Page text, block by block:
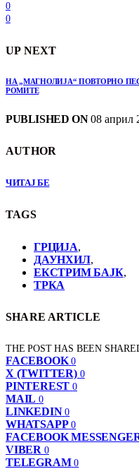
0
0
UP NEXT
НА „МАГНОЛИЈА“ ПОВТОРНО
РОМИТЕ
PUBLISHED ON08 април
AUTHOR
ЧИТАЈ БЕ
TAGS
ГРЦИЈА,
ДАУНХИЛ,
ЕКСТРИМ БАЈК,
ТРКА
SHARE ARTICLE
THE POST HAS BEEN
FACEBOOK 0
X (TWITTER) 0
PINTEREST 0
MAIL 0
LINKEDIN 0
WHATSAPP 0
FACEBOOK
VIBER 0
TELEGRAM 0